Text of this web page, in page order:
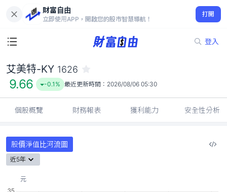
財富自由
立即使用APP，開啟您的股市智慧導航！
打開
登入
9.66
-0.1%
艾美特-KY 1626
9.66 -0.1% 最近更新時間： 2026/08/06 05:30
個股概覽 財務報表 獲利能力 安全性分析
股價淨值比河流圖
近5年